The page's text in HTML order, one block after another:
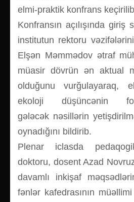
elmi-praktik konfrans
Konfransın açılışında giriş
institutun rektoru
Elşən Məmmədov ətraf
müasir dövrün ən aktual
olduğunu vurğulayaraq,
ekoloji düşüncənin
gələcək nəsillərin
oynadığını bildirib.
Plenar iclasda
doktoru, dosent Azad
davamlı inkişaf
fənlər kafedrasının